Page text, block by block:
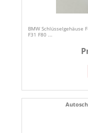
BMW Schlüsselgehäuse
F31 F80 ...